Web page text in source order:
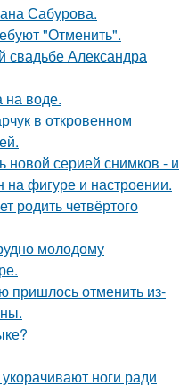
Сабурова.
"Отменить".
свадьбе Александра
на воде.
в откровенном
новой серией снимков - и
на фигуре и настроении.
родить четвёртого
молодому
пришлось отменить из-
ноги ради